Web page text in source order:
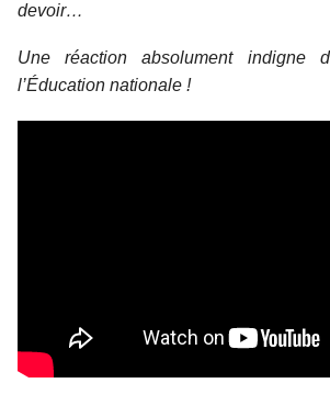
devoir…
Une réaction absolument indigne
l’Éducation nationale !